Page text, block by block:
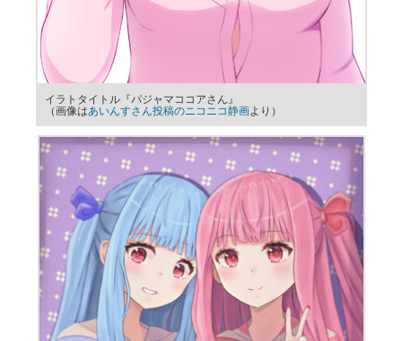
イラトタイトル『パジャマココアさん』
（画像はあいんすさん投稿のニコニコ静画より）